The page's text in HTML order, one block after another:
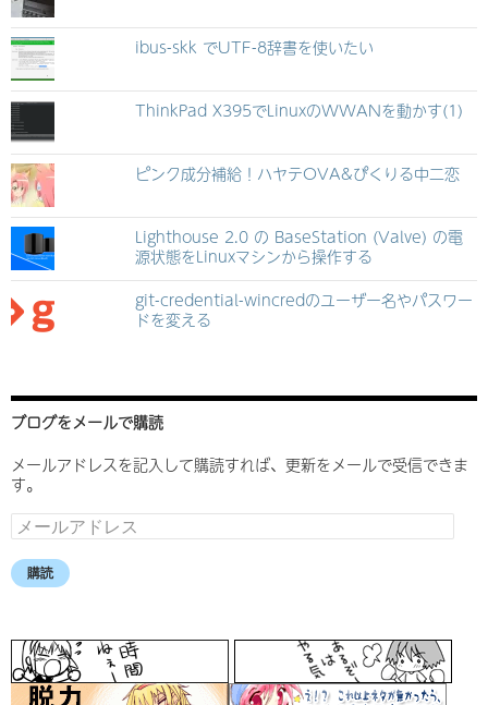
ibus-skk でUTF-8辞書を使いたい
ThinkPad X395でLinuxのWWANを動かす(1)
ピンク成分補給！ハヤテOVA&ぴくりる中二恋
Lighthouse 2.0 の BaseStation (Valve) の電
源状態をLinuxマシンから操作する
git-credential-wincredのユーザー名やパスワー
ドを変える
ブログをメールで購読
メールアドレスを記入して購読すれば、更新をメールで受信できま
す。
メ
ー
ル
ア
ス
購読